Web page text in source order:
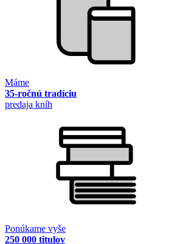
Máme
35-ročnú tradíciu
predaja kníh
Ponúkame vyše
250 000 titulov